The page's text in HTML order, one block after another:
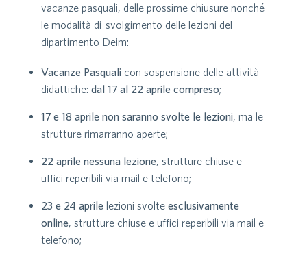
vacanze pasquali, delle prossime chiusure nonché
le modalità di svolgimento delle lezioni del
dipartimento Deim:
Vacanze Pasquali con sospensione delle attività
didattiche: dal 17 al 22 aprile compreso;
17 e 18 aprile non saranno svolte le lezioni, ma le
strutture rimarranno aperte;
22 aprile nessuna lezione, strutture chiuse e
uffici reperibili via mail e telefono;
23 e 24 aprile lezioni svolte esclusivamente
online, strutture chiuse e uffici reperibili via mail e
telefono;